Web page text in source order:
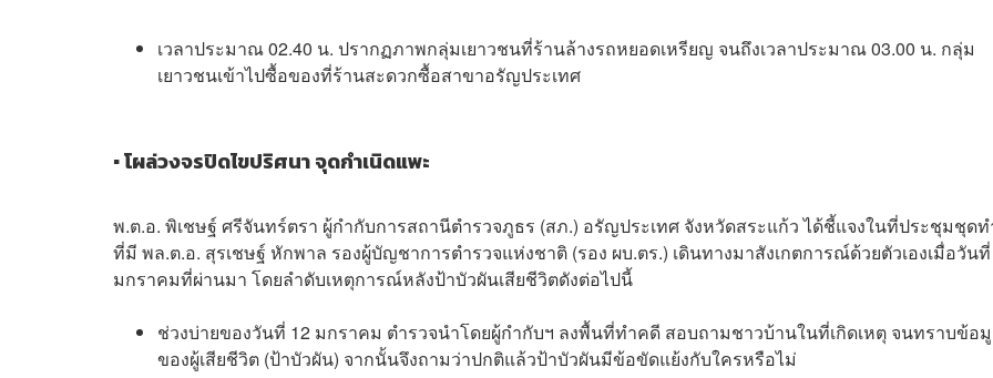
เวลาประมาณ 02.40 น. ปรากฏภาพกลุ่มเยาวชนที่ร้านล้างรถหยอดเหรียญ จนถึงเวลาประมาณ 03.00 น. กลุ่ม
เยาวชนเข้าไปซื้อของที่ร้านสะดวกซื้อสาขาอรัญประเทศ
▪ โผล่วงจรปิดไขปริศนา จุดกำเนิดแพะ
พ.ต.อ. พิเชษฐ์ ศรีจันทร์ตรา ผู้กำกับการสถานีตำรวจภูธร (สภ.) อรัญประเทศ จังหวัดสระแก้ว ได้ชี้แจงในที่ประชุมชุด
ที่มี พล.ต.อ. สุรเชษฐ์ หักพาล รองผู้บัญชาการตำรวจแห่งชาติ (รอง ผบ.ตร.) เดินทางมาสังเกตการณ์ด้วยตัวเองเมื่อวัน
มกราคมที่ผ่านมา โดยลำดับเหตุการณ์หลังป้าบัวผันเสียชีวิตดังต่อไปนี้
ช่วงบ่ายของวันที่ 12 มกราคม ตำรวจนำโดยผู้กำกับฯ ลงพื้นที่ทำคดี สอบถามชาวบ้านในที่เกิดเหตุ จนทราบข้อ
ของผู้เสียชีวิต (ป้าบัวผัน) จากนั้นจึงถามว่าปกติแล้วป้าบัวผันมีข้อขัดแย้งกับใครหรือไม่